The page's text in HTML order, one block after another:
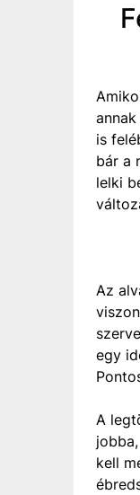
is
bár a
lelki
Az
egy
A
kell